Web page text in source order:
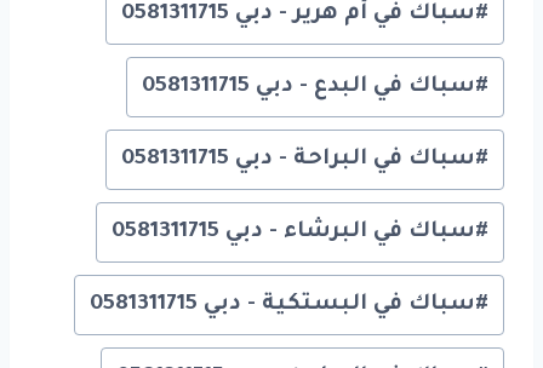
#سباك في أم هرير - دبي 0581311715
#سباك في البدع - دبي 0581311715
#سباك في البراحة - دبي 0581311715
#سباك في البرشاء - دبي 0581311715
#سباك في البستكية - دبي 0581311715